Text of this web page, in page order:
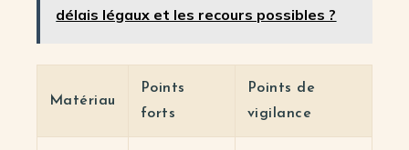
délais légaux et les recours possibles ?
Matériau
Points
forts
Points de
vigilance